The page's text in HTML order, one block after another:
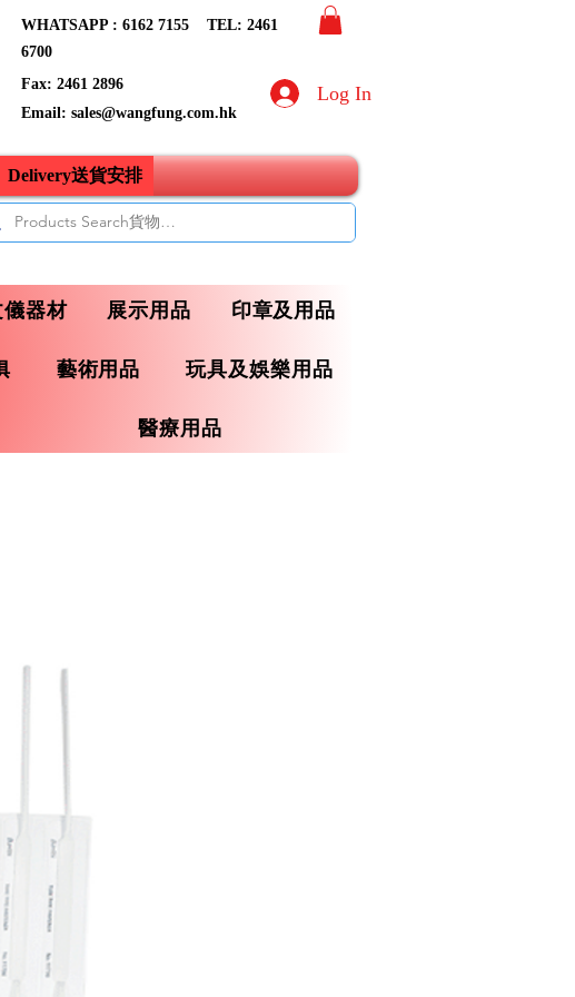
WHATSAPP : 6162 7155​ TEL: 2461
6700
Fax: 2461 2896
Email: sales@wangfung.com.hk
Log In
Delivery送貨安排
器材 展示用品 印章及用品
藝術用品 玩具及娛樂用品
醫療用品